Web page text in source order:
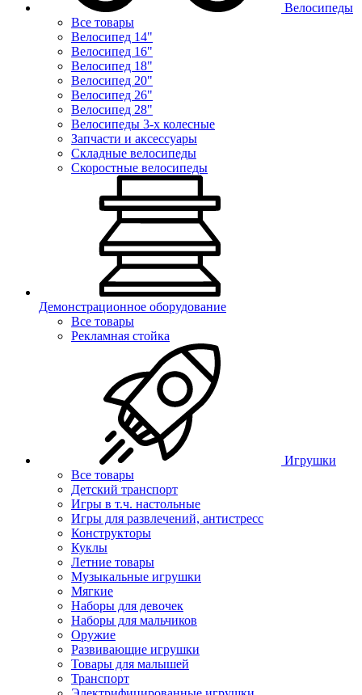
Велосипеды
Все товары
Велосипед 14"
Велосипед 16"
Велосипед 18"
Велосипед 20"
Велосипед 26"
Велосипед 28"
Велосипеды 3-х колесные
Запчасти и аксессуары
Складные велосипеды
Скоростные велосипеды
Демонстрационное оборудование
Все товары
Рекламная стойка
Игрушки
Все товары
Детский транспорт
Игры в т.ч. настольные
Игры для развлечений, антистресс
Конструкторы
Куклы
Летние товары
Музыкальные игрушки
Мягкие
Наборы для девочек
Наборы для мальчиков
Оружие
Развивающие игрушки
Товары для малышей
Транспорт